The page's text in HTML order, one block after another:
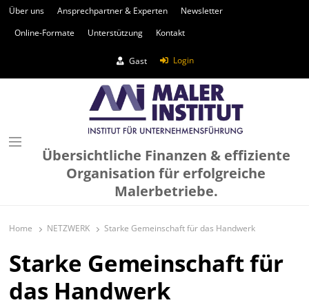
Über uns Ansprechpartner & Experten
Newsletter
Online-Formate
Unterstützung Kontakt
Gast Login
Übersichtliche Finanzen & effiziente
Organisation für erfolgreiche
Malerbetriebe.
Home NETZWERK Starke Gemeinschaft für das Handwerk
Starke Gemeinschaft für
das Handwerk